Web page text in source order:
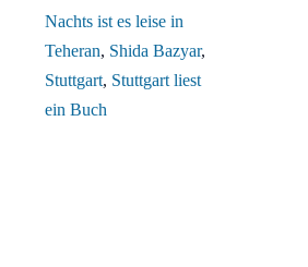
Nachts ist es leise in
Teheran, Shida Bazyar,
Stuttgart, Stuttgart liest
ein Buch